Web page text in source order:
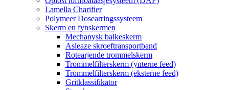
Lamella Charifier
Polymeer Dosearringssysteem
Skerm en fynskermen
Mechanysk balkeskerm
Asleaze skroeftransportband
Rotearjende trommelskerm
Trommelfilterskerm (ynterne feed)
Trommelfilterskerm (eksterne feed)
Gritklassifikator